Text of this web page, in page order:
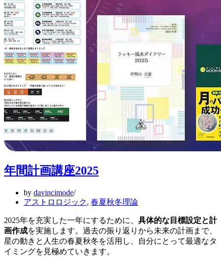
年間計画講座2025
by davincimode
アストロロジック, 春夏秋冬理論
2025年を充実した一年にするために、 具体的な目標設定と計
画作成を実施します。過去の振り返りから未来の計画まで、
星の動きと人生の春夏秋冬を活用し、自分にとって最適なタ
イミングを見極めていきます。